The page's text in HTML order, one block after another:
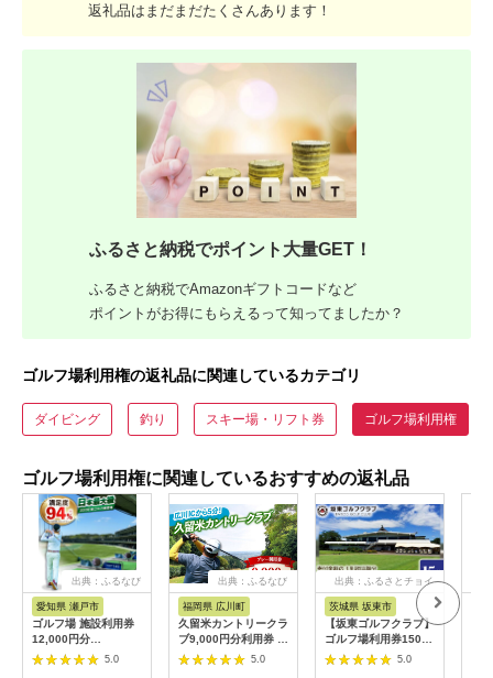
返礼品はまだまだたくさんあります！
ふるさと納税でポイント大量GET！
ふるさと納税でAmazonギフトコードなど
ポイントがお得にもらえるって知ってましたか？
ゴルフ場利用権の返礼品に関連しているカテゴリ
ダイビング 釣り スキー場・リフト券 ゴルフ場利用権
ゴルフ場利用権に関連しているおすすめの返礼品
出典：ふるなび
愛知県 瀬戸市
ゴルフ場 施設利用券
12,000円分
[BBEC002]ゴルフ倶
楽部大樹 瀬戸店
5.0
出典：ふるなび
福岡県 広川町
久留米カントリークラ
ブ9,000円分利用券 /
ゴルフ[AFAD007]
5.0
出典：ふるさとチョイ
茨城県 坂東市
【坂東ゴルフクラブ】
ゴルフ場利用券15000
円分（寄付金額の3割
相当額分） ／ ゴルフ
5.0